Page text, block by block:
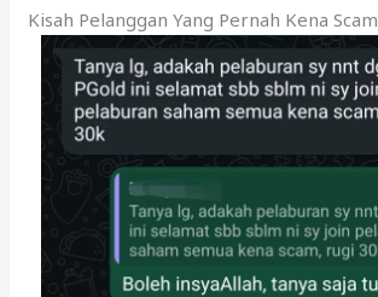
Kisah Pelanggan Yang Pernah Kena Scam